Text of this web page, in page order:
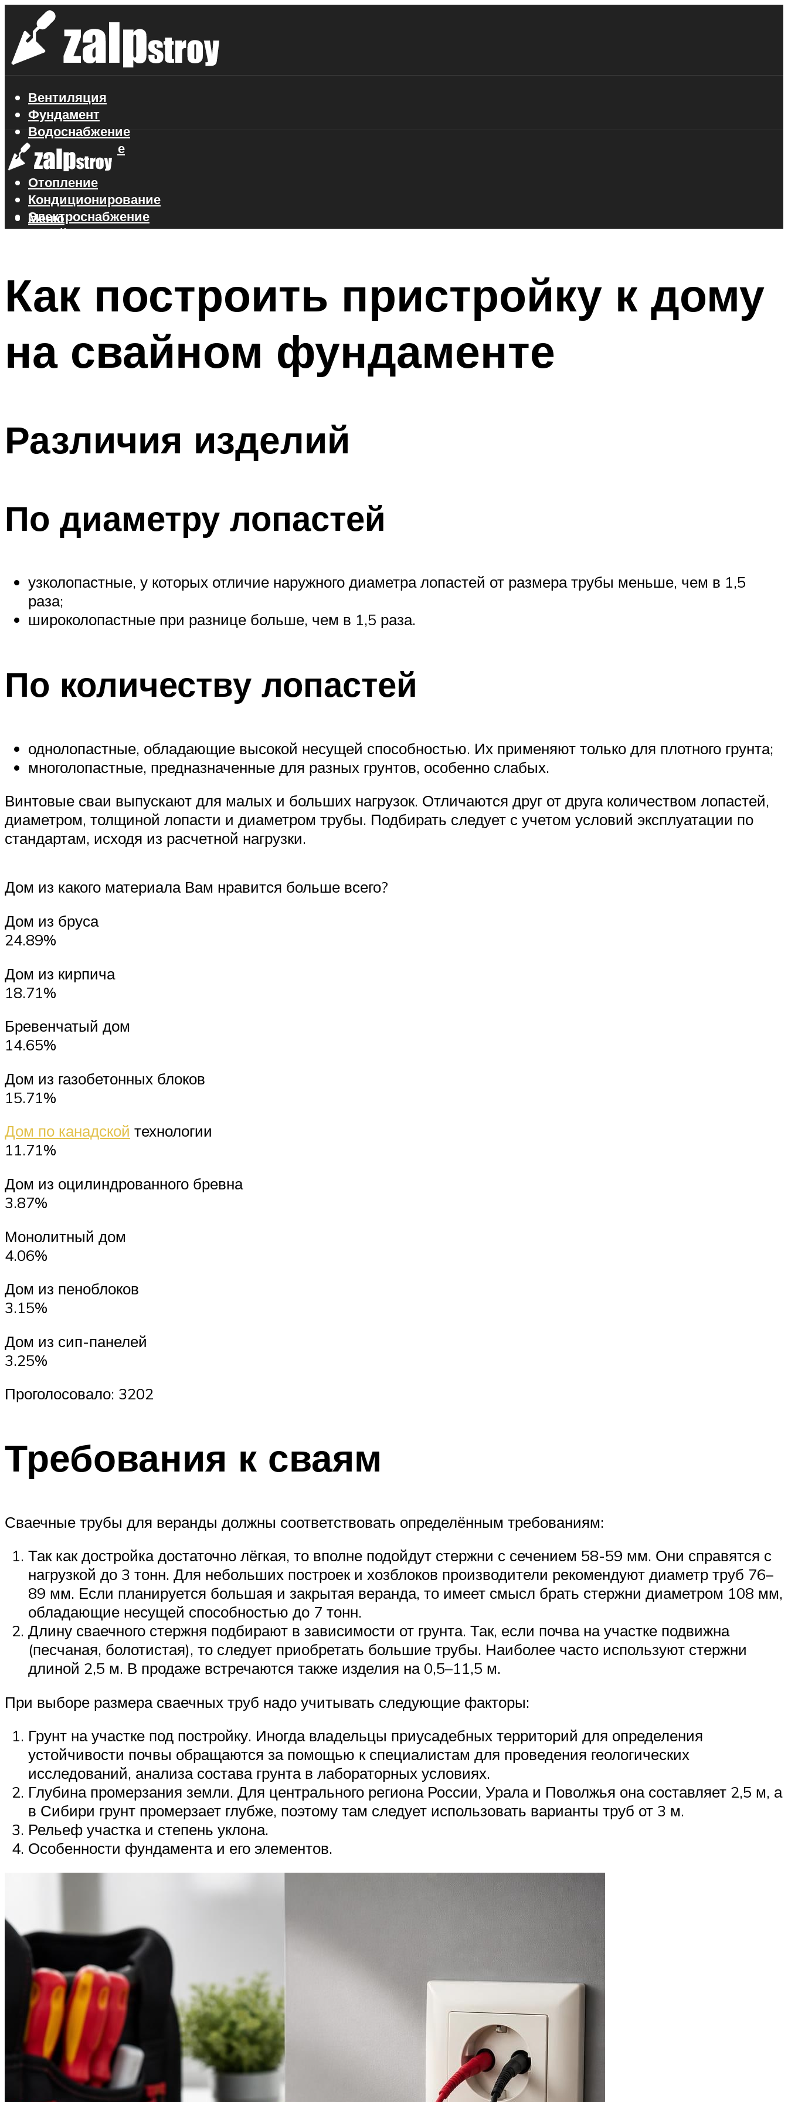
Вентиляция
Фундамент
Водоснабжение
Газоснабжение
Канализация
Отопление
Кондиционирование
Электроснабжение
Стройматериалы
Меню
Как построить пристройку к дому
на свайном фундаменте
Различия изделий
По диаметру лопастей
узколопастные, у которых отличие наружного диаметра лопастей от размера трубы меньше, чем в 1,5
раза;
широколопастные при разнице больше, чем в 1,5 раза.
По количеству лопастей
однолопастные, обладающие высокой несущей способностью. Их применяют только для плотного грунта;
многолопастные, предназначенные для разных грунтов, особенно слабых.
Винтовые сваи выпускают для малых и больших нагрузок. Отличаются друг от друга количеством лопастей,
диаметром, толщиной лопасти и диаметром трубы. Подбирать следует с учетом условий эксплуатации по
стандартам, исходя из расчетной нагрузки.
Дом из какого материала Вам нравится больше всего?
Дом из бруса
24.89%
Дом из кирпича
18.71%
Бревенчатый дом
14.65%
Дом из газобетонных блоков
15.71%
Дом по канадской технологии
11.71%
Дом из оцилиндрованного бревна
3.87%
Монолитный дом
4.06%
Дом из пеноблоков
3.15%
Дом из сип-панелей
3.25%
Проголосовало: 3202
Требования к сваям
Сваечные трубы для веранды должны соответствовать определённым требованиям:
Так как достройка достаточно лёгкая, то вполне подойдут стержни с сечением 58-59 мм. Они справятся с
нагрузкой до 3 тонн. Для небольших построек и хозблоков производители рекомендуют диаметр труб 76–
89 мм. Если планируется большая и закрытая веранда, то имеет смысл брать стержни диаметром 108 мм,
обладающие несущей способностью до 7 тонн.
Длину сваечного стержня подбирают в зависимости от грунта. Так, если почва на участке подвижна
(песчаная, болотистая), то следует приобретать большие трубы. Наиболее часто используют стержни
длиной 2,5 м. В продаже встречаются также изделия на 0,5–11,5 м.
При выборе размера сваечных труб надо учитывать следующие факторы:
Грунт на участке под постройку. Иногда владельцы приусадебных территорий для определения
устойчивости почвы обращаются за помощью к специалистам для проведения геологических
исследований, анализа состава грунта в лабораторных условиях.
Глубина промерзания земли. Для центрального региона России, Урала и Поволжья она составляет 2,5 м, а
в Сибири грунт промерзает глубже, поэтому там следует использовать варианты труб от 3 м.
Рельеф участка и степень уклона.
Особенности фундамента и его элементов.